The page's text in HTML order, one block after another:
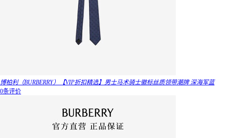
博柏利（BURBERRY）【VIP折扣精选】男士马术骑士徽标丝质领带潮牌 深海军蓝
0条评价